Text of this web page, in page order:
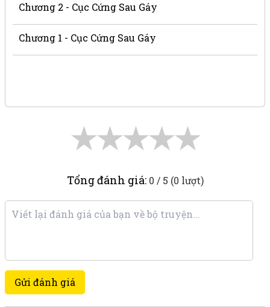
Chương 2 - Cục Cứng Sau Gáy
Chương 1 - Cục Cứng Sau Gáy
★
★
★
★
★
Tổng đánh giá: 0 / 5 (0 lượt)
Gửi đánh giá